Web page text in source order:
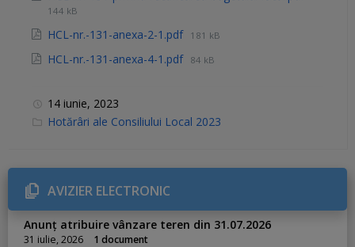
144 kB
HCL-nr.-131-anexa-2-1.pdf 181 kB
HCL-nr.-131-anexa-4-1.pdf 84 kB
14 iunie, 2023
C
r
i
e
s
Hotărâri ale Consiliului Local 2023
AVIZIER ELECTRONIC
Anunț atribuire vânzare teren din 31.07.2026
31 iulie, 2026 1 document